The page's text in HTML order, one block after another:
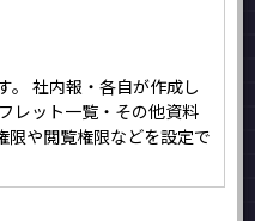
。 社内報・各自が作成し
レット一覧・その他資料
限や閲覧権限などを設定で